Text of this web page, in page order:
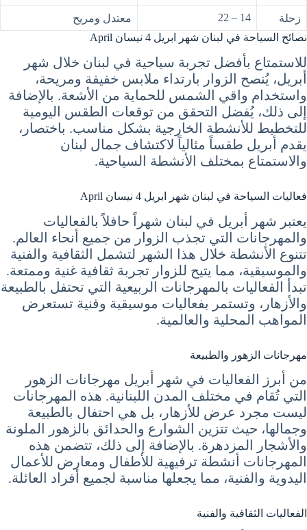
زحلة 14 – 22
معتدل ومريح
نصائح السياحة في لبنان شهر ابريل 4 نيسان April
للاستمتاع بأفضل تجربة سياحية في لبنان خلال شهر
أبريل، يُنصح الزوار بارتداء ملابس خفيفة ومريحة،
واستخدام واقي الشمس للحماية من الأشعة. بالإضافة
إلى ذلك، يُفضل التحقق من توقعات الطقس اليومية
للتخطيط للأنشطة الخارجية بشكل مناسب. باختصار،
يقدم أبريل طقساً مثالياً لاكتشاف جمال لبنان
والاستمتاع بمختلف الأنشطة السياحية.
فعاليات السياحة في لبنان شهر ابريل 4 نيسان April
يعتبر شهر أبريل في لبنان شهراً حافلاً بالفعاليات
والمهرجانات التي تجذب الزوار من جميع أنحاء العالم.
تتنوع الأنشطة خلال هذا الشهر لتشمل الثقافية والفنية
والموسيقية، مما يتيح للزوار تجربة ثقافية غنية وممتعة.
تبدأ الفعاليات بالمهرجانات الربيعية التي تحتفل بالطبيعة
والأزهار، وتستمر بفعاليات موسيقية وفنية تستعرض
المواهب المحلية والعالمية.
مهرجانات الزهور والطبيعة
من أبرز الفعاليات في شهر أبريل مهرجانات الزهور
التي تُقام في مختلف المدن اللبنانية. هذه المهرجانات
ليست مجرد عرض للأزهار، بل هي احتفال بالطبيعة
وجمالها، حيث تتزين الشوارع والحدائق بالزهور الملونة
والأشجار المزدهرة. بالإضافة إلى ذلك، تتضمن هذه
المهرجانات أنشطة ترفيهية للأطفال ومعارض للأعمال
اليدوية والفنية، مما يجعلها مناسبة لجميع أفراد العائلة.
الفعاليات الثقافية والفنية